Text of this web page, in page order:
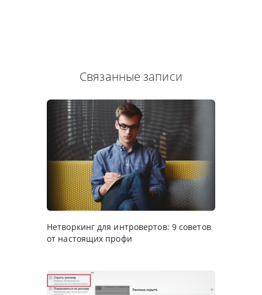
Связанные записи
Нетворкинг для интровертов: 9 советов
от настоящих профи